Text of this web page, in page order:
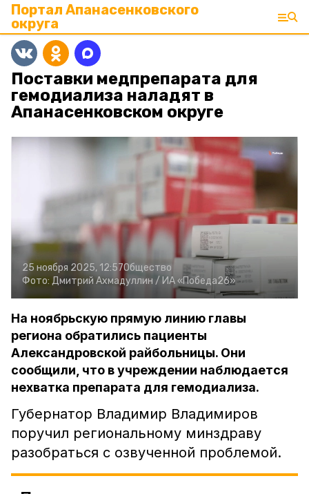
Портал Апанасенковского
округа
Поставки медпрепарата для
гемодиализа наладят в
Апанасенковском округе
25 ноября 2025, 12:57Общество
Фото: Дмитрий Ахмадуллин / ИА «Победа26»
На ноябрьскую прямую линию главы
региона обратились пациенты
Александровской райбольницы. Они
сообщили, что в учреждении наблюдается
нехватка препарата для гемодиализа.
Губернатор Владимир Владимиров
поручил региональному минздраву
разобраться с озвученной проблемой.